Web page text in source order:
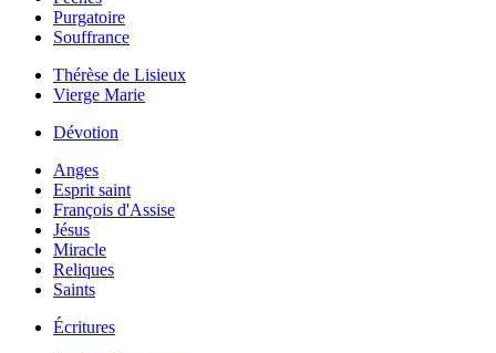
Purgatoire
Souffrance
Thérèse de Lisieux
Vierge Marie
Dévotion
Anges
Esprit saint
François d'Assise
Jésus
Miracle
Reliques
Saints
Écritures